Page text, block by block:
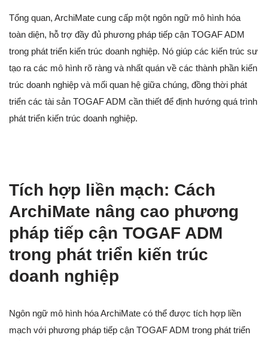
Tổng quan, ArchiMate cung cấp một ngôn ngữ mô hình hóa
toàn diện, hỗ trợ đầy đủ phương pháp tiếp cận TOGAF ADM
trong phát triển kiến trúc doanh nghiệp. Nó giúp các kiến trúc sư
tạo ra các mô hình rõ ràng và nhất quán về các thành phần kiến
trúc doanh nghiệp và mối quan hệ giữa chúng, đồng thời phát
triển các tài sản TOGAF ADM cần thiết để định hướng quá trình
phát triển kiến trúc doanh nghiệp.
Tích hợp liền mạch: Cách
ArchiMate nâng cao phương
pháp tiếp cận TOGAF ADM
trong phát triển kiến trúc
doanh nghiệp
Ngôn ngữ mô hình hóa ArchiMate có thể được tích hợp liền
mạch với phương pháp tiếp cận TOGAF ADM trong phát triển